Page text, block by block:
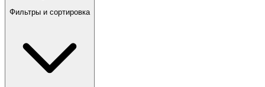
Фильтры и сортировка